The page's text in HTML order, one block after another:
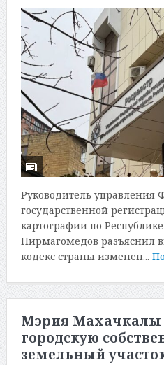
Руководитель управления
государственной
картографии по
Пирмагомедов разъяснил
кодекс страны изменен...
Мэрия Махачкалы
городскую
земельный